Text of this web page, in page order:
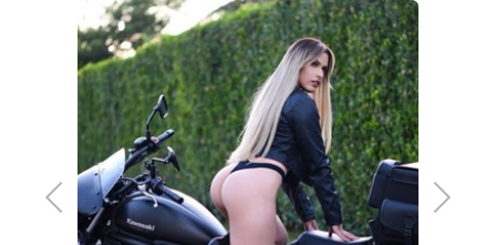
Previous Next